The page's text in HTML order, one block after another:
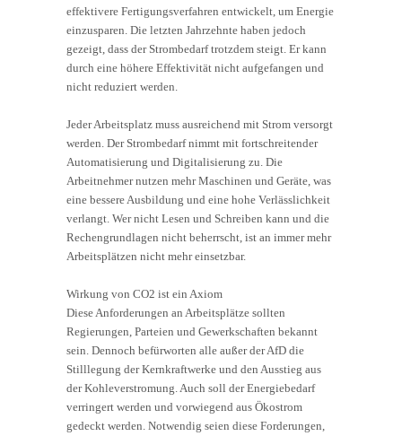
effektivere Fertigungsverfahren entwickelt, um Energie
einzusparen. Die letzten Jahrzehnte haben jedoch
gezeigt, dass der Strombedarf trotzdem steigt. Er kann
durch eine höhere Effektivität nicht aufgefangen und
nicht reduziert werden.
Jeder Arbeitsplatz muss ausreichend mit Strom versorgt
werden. Der Strombedarf nimmt mit fortschreitender
Automatisierung und Digitalisierung zu. Die
Arbeitnehmer nutzen mehr Maschinen und Geräte, was
eine bessere Ausbildung und eine hohe Verlässlichkeit
verlangt. Wer nicht Lesen und Schreiben kann und die
Rechengrundlagen nicht beherrscht, ist an immer mehr
Arbeitsplätzen nicht mehr einsetzbar.
Wirkung von CO2 ist ein Axiom
Diese Anforderungen an Arbeitsplätze sollten
Regierungen, Parteien und Gewerkschaften bekannt
sein. Dennoch befürworten alle außer der AfD die
Stilllegung der Kernkraftwerke und den Ausstieg aus
der Kohleverstromung. Auch soll der Energiebedarf
verringert werden und vorwiegend aus Ökostrom
gedeckt werden. Notwendig seien diese Forderungen,